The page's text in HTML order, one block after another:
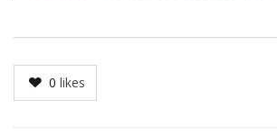
0 likes